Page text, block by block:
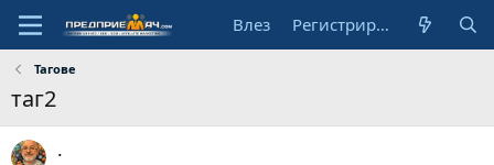
Влез Регистрирай се
Тагове
таг2
.